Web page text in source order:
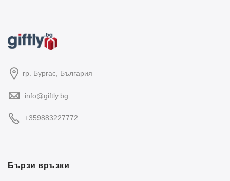
гр. Бургас, България
info@giftly.bg
+359883227772
Бързи връзки